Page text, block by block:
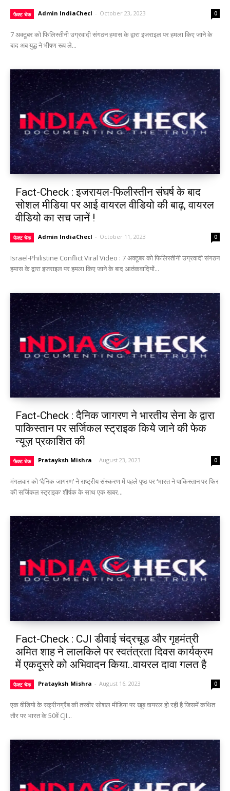
फैक्ट चेक Admin IndiaChecl - October 23, 2023 0
7 अक्टूबर को फिलिस्तीनी उग्रवादी संगठन हमास के द्वारा इजराइल पर हमला किए जाने के
बाद अब युद्ध ने भीषण रूप ले...
Fact-Check : इजरायल-फिलीस्तीन संघर्ष के बाद
सोशल मीडिया पर आई वायरल वीडियो की बाढ़, वायरल
वीडियो का सच जानें !
फैक्ट चेक Admin IndiaChecl - October 11, 2023 0
Israel-Philistine Conflict Viral Video : 7 अक्टूबर को फिलिस्तीनी उग्रवादी संगठन
हमास के द्वारा इजराइल पर हमला किए जाने के बाद आतंकवादियों...
Fact-Check : दैनिक जागरण ने भारतीय सेना के द्वारा
पाकिस्तान पर सर्जिकल स्ट्राइक किये जाने की फेक
न्यूज़ प्रकाशित की
फैक्ट चेक Pratayksh Mishra - August 23, 2023 0
मंगलवार को ‘दैनिक जागरण’ ने राष्ट्रीय संस्करण में पहले पृष्ठ पर ‘भारत ने पाकिस्तान पर फिर
की सर्जिकल स्ट्राइक‘ शीर्षक के साथ एक खबर...
Fact-Check : CJI डीवाई चंद्रचूड और गृहमंत्री
अमित शाह ने लालकिले पर स्वतंत्रता दिवस कार्यक्रम
में एकदूसरे को अभिवादन किया..वायरल दावा गलत है
फैक्ट चेक Pratayksh Mishra - August 16, 2023 0
एक वीडियो के स्क्रीनग्रैब की तस्वीर सोशल मीडिया पर खूब वायरल हो रही है जिसमें कथित
तौर पर भारत के 50वें CJI...